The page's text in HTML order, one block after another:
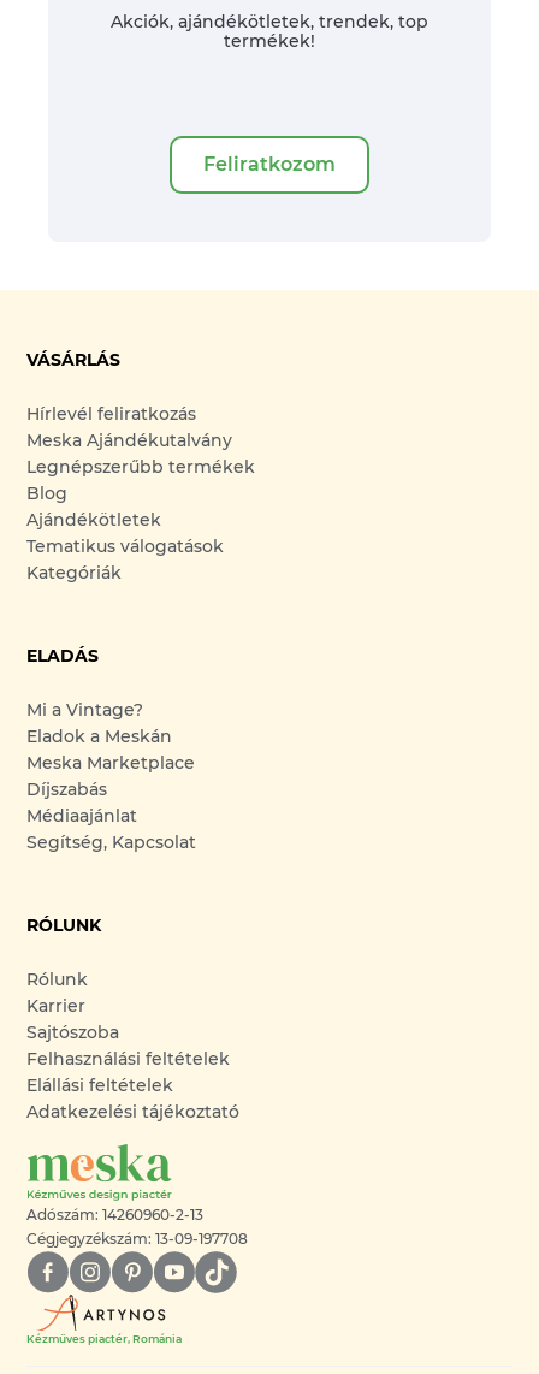
Akciók, ajándékötletek, trendek, top
termékek!
Feliratkozom
VÁSÁRLÁS
Hírlevél feliratkozás
Meska Ajándékutalvány
Legnépszerűbb termékek
Blog
Ajándékötletek
Tematikus válogatások
Kategóriák
ELADÁS
Mi a Vintage?
Eladok a Meskán
Meska Marketplace
Díjszabás
Médiaajánlat
Segítség, Kapcsolat
RÓLUNK
Rólunk
Karrier
Sajtószoba
Felhasználási feltételek
Elállási feltételek
Adatkezelési tájékoztató
Adószám: 14260960-2-13
Cégjegyzékszám: 13-09-197708
Kézműves piactér, Románia